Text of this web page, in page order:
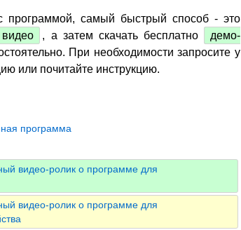
программой, самый быстрый способ - это
видео , а затем скачать бесплатно
демо-
При необходимости запросите у
или почитайте инструкцию.
программа
видео-ролик о программе для
видео-ролик о программе для